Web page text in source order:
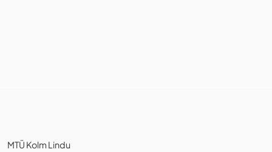
MTÜ Kolm Lindu